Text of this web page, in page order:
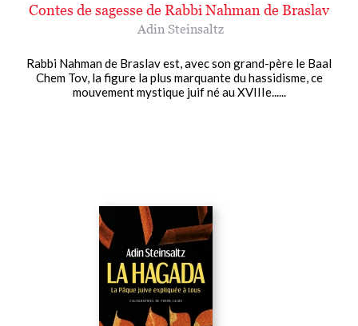
Contes de sagesse de Rabbi Nahman de Braslav
Adin Steinsaltz
Rabbi Nahman de Braslav est, avec son grand-père le Baal
Chem Tov, la figure la plus marquante du hassidisme, ce
mouvement mystique juif né au XVIIIe......